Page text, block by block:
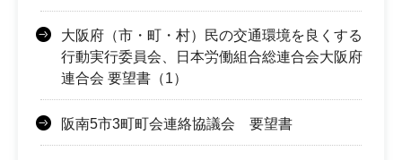
大阪府（市・町・村）民の交通環境を良くする
行動実行委員会、日本労働組合総連合会大阪府
連合会 要望書（1）
阪南5市3町町会連絡協議会 要望書